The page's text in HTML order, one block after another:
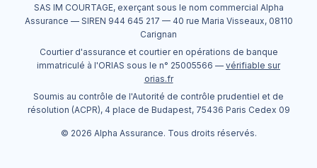
SAS IM COURTAGE, exerçant sous le nom commercial Alpha
Assurance — SIREN 944 645 217 — 40 rue Maria Visseaux, 08110
Carignan
Courtier d'assurance et courtier en opérations de banque
immatriculé à l'ORIAS sous le n° 25005566 — vérifiable sur
orias.fr
Soumis au contrôle de l'Autorité de contrôle prudentiel et de
résolution (ACPR), 4 place de Budapest, 75436 Paris Cedex 09
© 2026 Alpha Assurance. Tous droits réservés.